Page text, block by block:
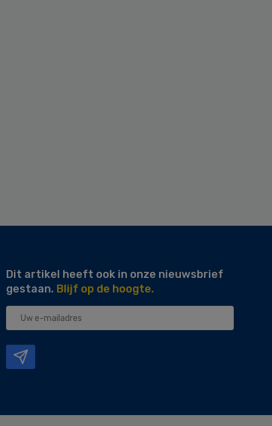
Dit artikel heeft ook in onze nieuwsbrief
gestaan. Blijf op de hoogte.
Uw